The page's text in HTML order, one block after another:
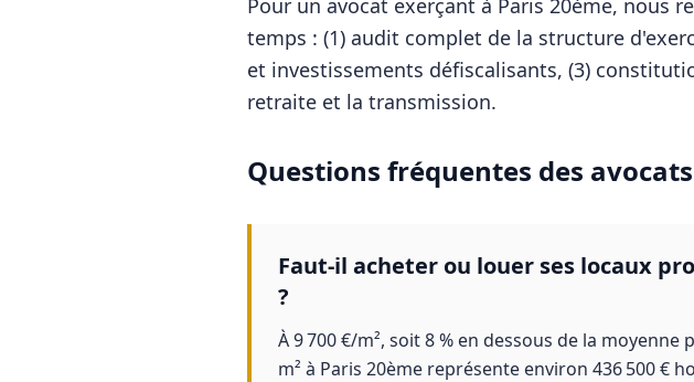
Pour un avocat exerçant à Paris 20ème, nous
temps : (1) audit complet de la structure
et investissements défiscalisants, (3)
retraite et la transmission.
Questions fréquentes des avocats
Faut-il acheter ou louer ses locaux
?
À 9 700 €/m², soit 8 % en dessous de la
m² à Paris 20ème représente environ 436 500 €